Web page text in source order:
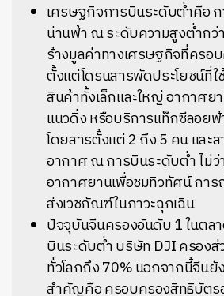
เศรษฐกิจการบินระดับต่ำคือ ก
น่านฟ้า ณ ระดับความสูงต่ำกว่
ร้างมูลค่าทางเศรษฐกิจที่ครอ
ตั้งแต่โดรนสารพัดประโยชน์ที่
สินค้าทั้งเล็กและใหญ่ อากาศย
แนวดิ่ง หรือบริการแท็กซีลอย
โดยสารตั้งแต่ 2 ถึง 5 คน และ
อากาศ ณ การบินระดับต่ำ ไม่ว่
อากาศยานเพื่อชมทิวทัศน์ กา
ส่งเวชภัณฑ์ในภาวะฉุกเฉิน
ปัจจุบันจีนครองอันดับ 1 ในตล
บินระดับต่ำ บริษัท DJI ครองส่
ทั่วโลกถึง 70% นอกจากนี้จีนยั
สำคัญคือ ครอบครองสิทธิบัตร